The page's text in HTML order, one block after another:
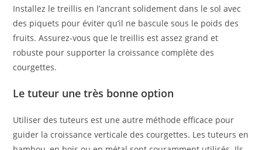
Installez le treillis en l’ancrant solidement dans le sol avec
des piquets pour éviter qu’il ne bascule sous le poids des
fruits. Assurez-vous que le treillis est assez grand et
robuste pour supporter la croissance complète des
courgettes.
Le tuteur une très bonne option
Utiliser des tuteurs est une autre méthode efficace pour
guider la croissance verticale des courgettes. Les tuteurs en